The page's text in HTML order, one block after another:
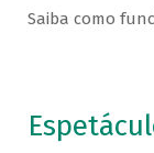
Saiba como